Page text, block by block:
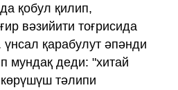
қобул қилип,
вәзийити тоғрисида
қарабулут әпәнди
мундақ деди: "хитай
тәлипи